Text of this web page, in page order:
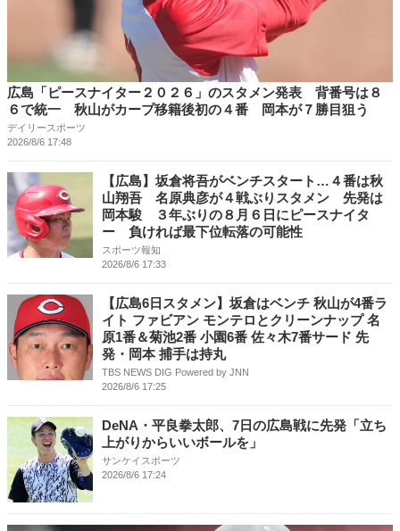
広島「ピースナイター２０２６」のスタメン発表 背番号は８
６で統一 秋山がカープ移籍後初の４番 岡本が７勝目狙う
デイリースポーツ
2026/8/6 17:48
【広島】坂倉将吾がベンチスタート…４番は秋
山翔吾 名原典彦が４戦ぶりスタメン 先発は
岡本駿 ３年ぶりの８月６日にピースナイタ
ー 負ければ最下位転落の可能性
スポーツ報知
2026/8/6 17:33
【広島6日スタメン】坂倉はベンチ 秋山が4番ラ
イト ファビアン モンテロとクリーンナップ 名
原1番＆菊池2番 小園6番 佐々木7番サード 先
発・岡本 捕手は持丸
TBS NEWS DIG Powered by JNN
2026/8/6 17:25
DeNA・平良拳太郎、7日の広島戦に先発「立ち
上がりからいいボールを」
サンケイスポーツ
2026/8/6 17:24